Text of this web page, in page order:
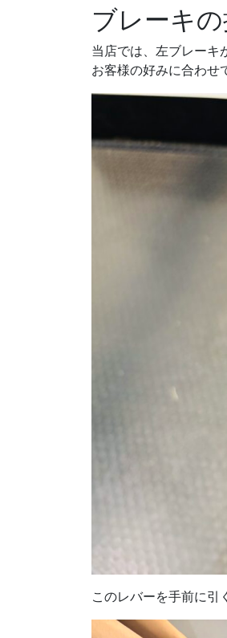
ブレーキ
当店では、左ブレーキ
お客様の好みに合わせ
このレバーを手前に引